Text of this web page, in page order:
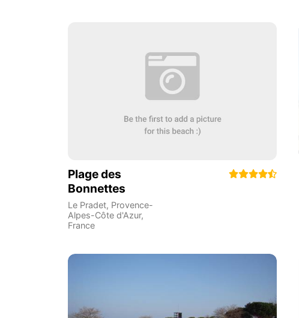
Plage des
Bonnettes
Le Pradet, Provence-
Alpes-Côte d'Azur,
France